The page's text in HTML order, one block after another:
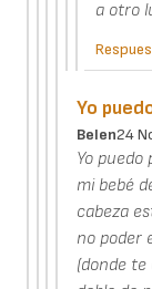
a otro
Yo
Belen24
Yo
mi bebé
cabeza
no poder
(donde